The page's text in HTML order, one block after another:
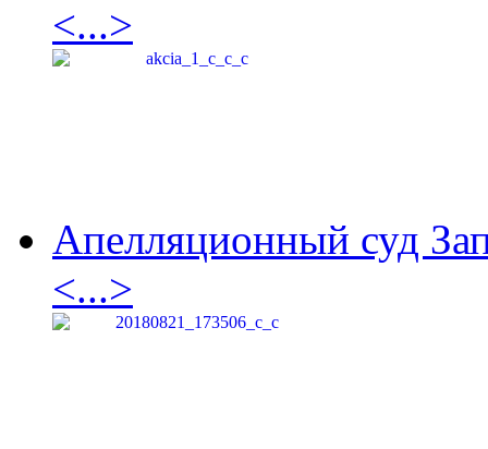
<...>
Апелляционный суд
<...>